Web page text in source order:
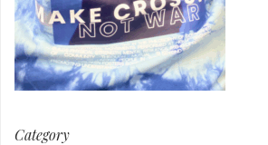
Category